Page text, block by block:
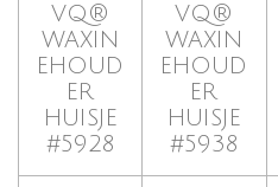
VQ®
WAXIN
EHOUD
ER
HUISJE
#5928
VQ®
WAXIN
EHOUD
ER
HUISJE
#5938